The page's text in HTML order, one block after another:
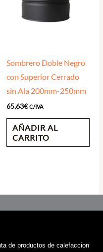
Sombrero Doble Negro
con Superior Cerrado
sin Ala 200mm-250mm
65,63€ C/IVA
AÑADIR AL
CARRITO
de productos de calefaccion